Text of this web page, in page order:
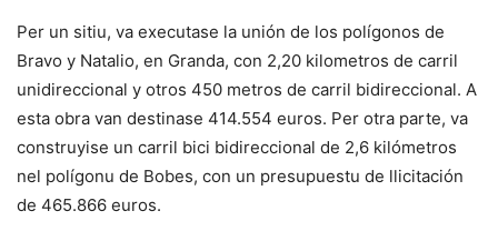
Per un sitiu, va executase la unión de los polígonos de
Bravo y Natalio, en Granda, con 2,20 kilometros de carril
unidireccional y otros 450 metros de carril bidireccional. A
esta obra van destinase 414.554 euros. Per otra parte, va
construyise un carril bici bidireccional de 2,6 kilómetros
nel polígonu de Bobes, con un presupuestu de llicitación
de 465.866 euros.